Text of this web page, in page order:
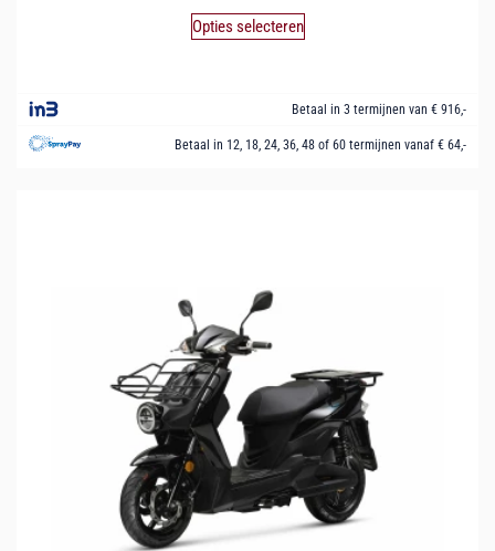
Opties selecteren
Betaal in 3 termijnen van € 916,-
Betaal in 12, 18, 24, 36, 48 of 60 termijnen vanaf € 64,-